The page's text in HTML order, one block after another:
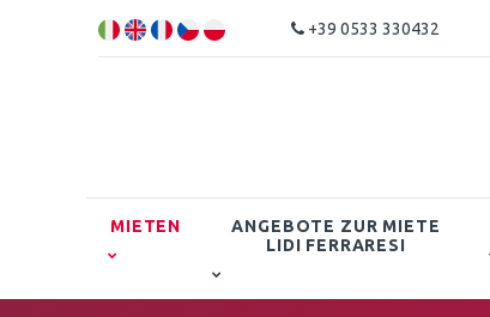
+39 0533 330432
MIETEN
ANGEBOTE ZUR MIETE
LIDI FERRARESI